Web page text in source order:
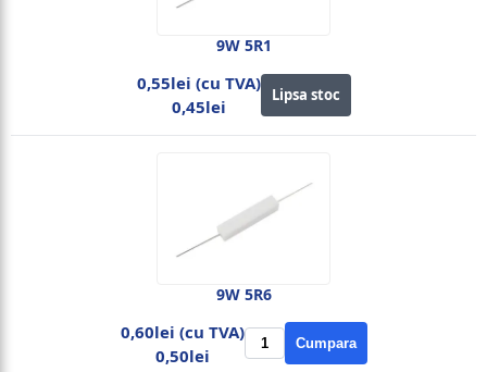
9W 5R1
0,55lei (cu TVA)
0,45lei
Lipsa stoc
9W 5R6
0,60lei (cu TVA)
0,50lei
Cumpara